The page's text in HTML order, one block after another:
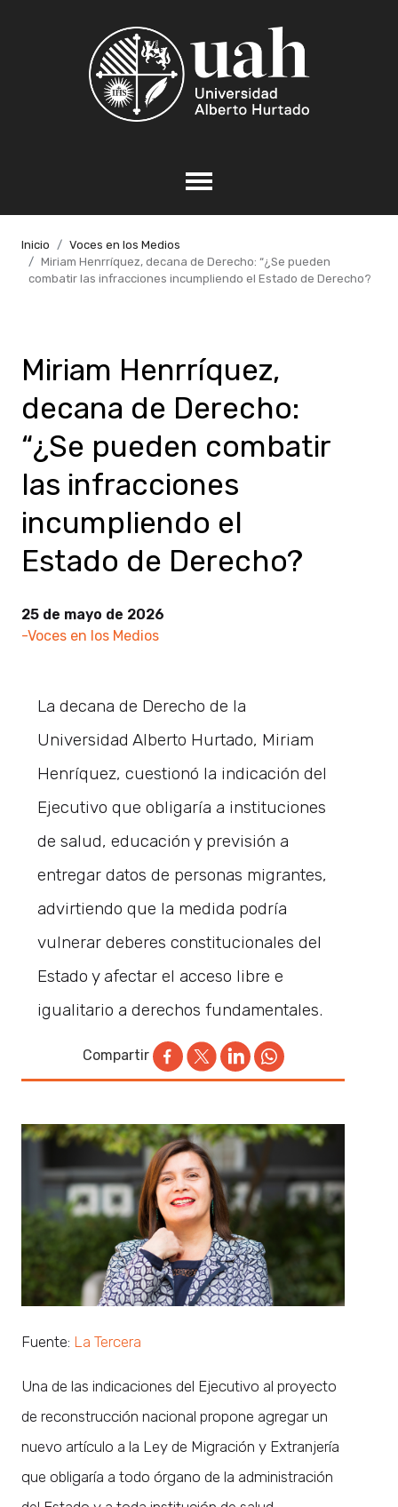
Inicio
Voces en los Medios
Miriam Henrríquez, decana de Derecho: “¿Se pueden
combatir las infracciones incumpliendo el Estado de Derecho?
Miriam Henrríquez,
decana de Derecho:
“¿Se pueden combatir
las infracciones
incumpliendo el
Estado de Derecho?
25 de mayo de 2026
-Voces en los Medios
La decana de Derecho de la
Universidad Alberto Hurtado, Miriam
Henríquez, cuestionó la indicación del
Ejecutivo que obligaría a instituciones
de salud, educación y previsión a
entregar datos de personas migrantes,
advirtiendo que la medida podría
vulnerar deberes constitucionales del
Estado y afectar el acceso libre e
igualitario a derechos fundamentales.
Compartir
Fuente: La Tercera
Una de las indicaciones del Ejecutivo al proyecto
de reconstrucción nacional propone agregar un
nuevo artículo a la Ley de Migración y Extranjería
que obligaría a todo órgano de la administración